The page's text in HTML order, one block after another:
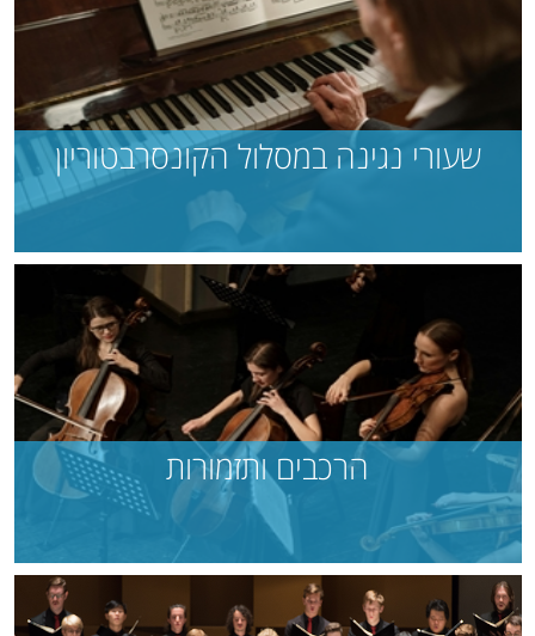
שעורי נגינה במסלול הקונסרבטוריון
הרכבים ותזמורות